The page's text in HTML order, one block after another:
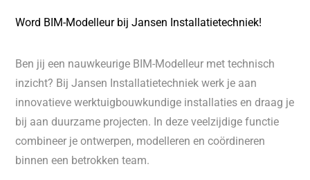
Word BIM-Modelleur bij Jansen Installatietechniek!
Ben jij een nauwkeurige BIM-Modelleur met technisch
inzicht? Bij Jansen Installatietechniek werk je aan
innovatieve werktuigbouwkundige installaties en draag je
bij aan duurzame projecten. In deze veelzijdige functie
combineer je ontwerpen, modelleren en coördineren
binnen een betrokken team.